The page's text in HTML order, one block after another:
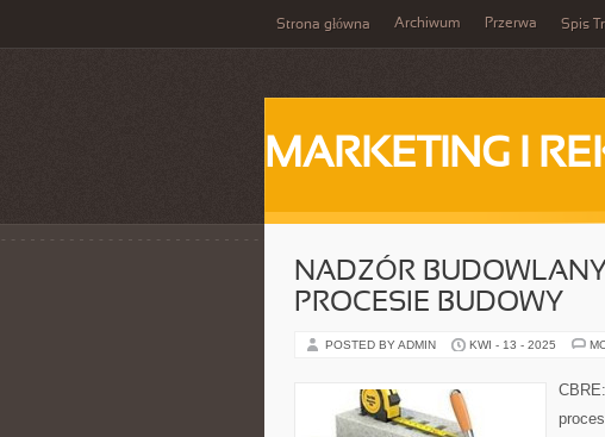
Strona główna Archiwum Przerwa Spis
MARKETING I
NADZÓR
PROCESIE BUDOWY
POSTED BY ADMIN KWI - 13 - 2025